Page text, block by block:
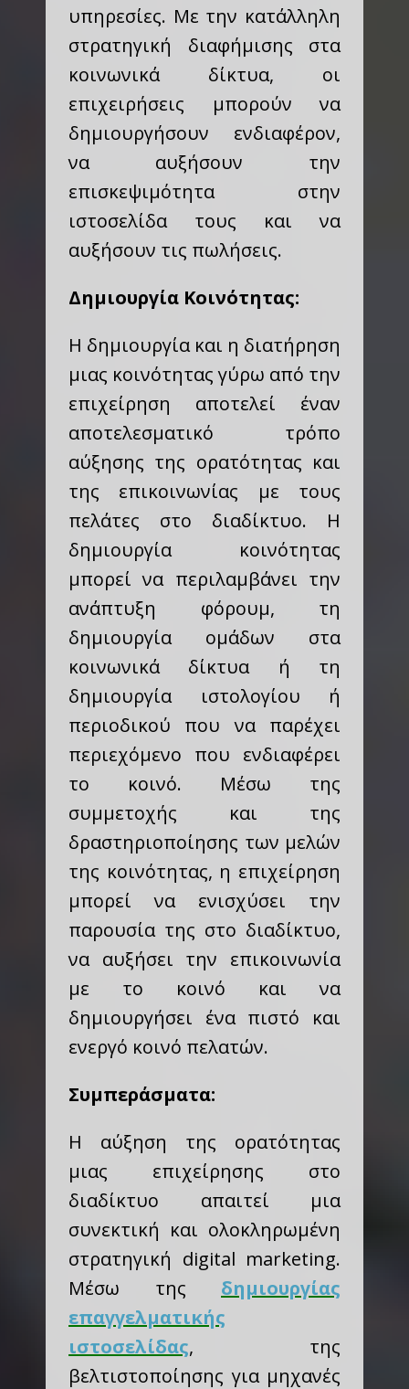
υπηρεσίες. Με την κατάλληλη
στρατηγική διαφήμισης στα
κοινωνικά δίκτυα, οι
επιχειρήσεις μπορούν να
δημιουργήσουν ενδιαφέρον,
να αυξήσουν την
επισκεψιμότητα στην
ιστοσελίδα τους και να
αυξήσουν τις πωλήσεις.
Δημιουργία Κοινότητας:
Η δημιουργία και η διατήρηση
μιας κοινότητας γύρω από την
επιχείρηση αποτελεί έναν
αποτελεσματικό τρόπο
αύξησης της ορατότητας και
της επικοινωνίας με τους
πελάτες στο διαδίκτυο. Η
δημιουργία κοινότητας
μπορεί να περιλαμβάνει την
ανάπτυξη φόρουμ, τη
δημιουργία ομάδων στα
κοινωνικά δίκτυα ή τη
δημιουργία ιστολογίου ή
περιοδικού που να παρέχει
περιεχόμενο που ενδιαφέρει
το κοινό. Μέσω της
συμμετοχής και της
δραστηριοποίησης των μελών
της κοινότητας, η επιχείρηση
μπορεί να ενισχύσει την
παρουσία της στο διαδίκτυο,
να αυξήσει την επικοινωνία
με το κοινό και να
δημιουργήσει ένα πιστό και
ενεργό κοινό πελατών.
Συμπεράσματα:
Η αύξηση της ορατότητας
μιας επιχείρησης στο
διαδίκτυο απαιτεί μια
συνεκτική και ολοκληρωμένη
στρατηγική digital marketing.
Μέσω της δημιουργίας
επαγγελματικής
ιστοσελίδας, της
βελτιστοποίησης για μηχανές